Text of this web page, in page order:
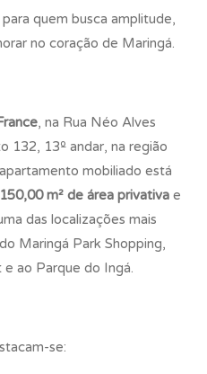
quem busca amplitude,
no coração de Maringá.
, na Rua Néo Alves
132, 13º andar, na região
mobiliado está
150,00 m² de área privativa e
das localizações mais
Maringá Park Shopping,
ao Parque do Ingá.
se: